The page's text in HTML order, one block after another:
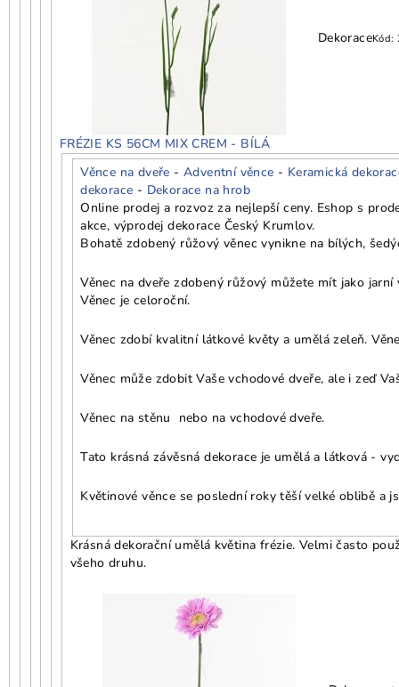
DekoraceKód:
FRÉZIE KS 56CM MIX CREM - BÍLÁ
Věnce na dveře -Adventní věnce - Keramická
dekorace - Dekorace na hrob
Online prodej a rozvoz za nejlepší ceny. Eshop s
akce, výprodej dekorace Český Krumlov.
Bohatě zdobený růžový věnec vynikne na bílých,
Věnec na dveře zdobený růžový můžete mít jako
Věnec je celoroční.
Věnec zdobí kvalitní látkové květy a umělá zeleň.
Věnec může zdobit Vaše vchodové dveře, ale i zeď
Věnec na stěnu nebo na vchodové dveře.
Tato krásná závěsná dekorace je umělá a látková -
Květinové věnce se poslední roky těší velké oblibě a
Krásná dekorační umělá květina frézie. Velmi často
všeho druhu.